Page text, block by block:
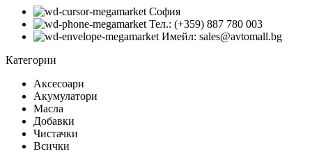
София
Тел.: (+359) 887 780 003
Имейл: sales@avtomall.bg
Категории
Аксесоари
Акумулатори
Масла
Добавки
Чистачки
Всички